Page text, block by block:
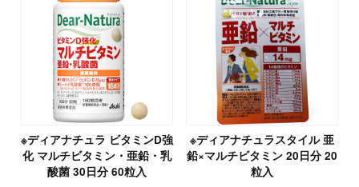
※ディアナチュラ ビタミンD強
化 マルチビタミン・亜鉛・乳
酸菌 30日分 60粒入
※ディアナチュラスタイル 亜
鉛×マルチビタミン 20日分 20
粒入